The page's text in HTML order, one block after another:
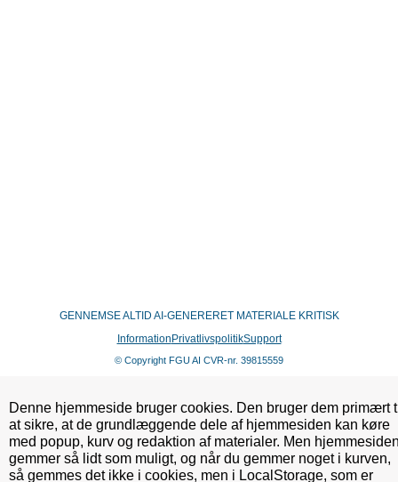
GENNEMSE ALTID AI-GENERERET MATERIALE KRITISK
Information PrivatlivspolitikSupport
© Copyright FGU AI CVR-nr. 39815559
Denne hjemmeside bruger cookies. Den bruger dem primært
at sikre, at de grundlæggende dele af hjemmesiden kan køre
med popup, kurv og redaktion af materialer. Men
gemmer så lidt som muligt, og når du gemmer noget i kurven,
så gemmes det ikke i cookies, men i LocalStorage, som er